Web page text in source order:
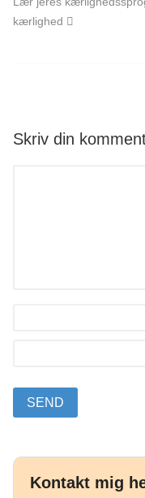
kærlighed
Skriv din
Kontakt mig